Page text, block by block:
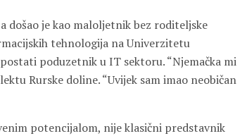
došao je kao maloljetnik bez roditeljske
tehnologija na Univerzitetu
poduzetnik u IT sektoru. “Njemačka mi
Rurske doline. “Uvijek sam imao neobičan
potencijalom, nije klasični predstavnik